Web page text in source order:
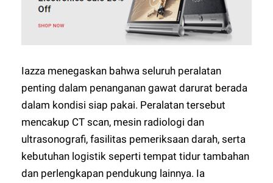
Iazza menegaskan bahwa seluruh peralatan
penting dalam penanganan gawat darurat berada
dalam kondisi siap pakai. Peralatan tersebut
mencakup CT scan, mesin radiologi dan
ultrasonografi, fasilitas pemeriksaan darah, serta
kebutuhan logistik seperti tempat tidur tambahan
dan perlengkapan pendukung lainnya. Ia